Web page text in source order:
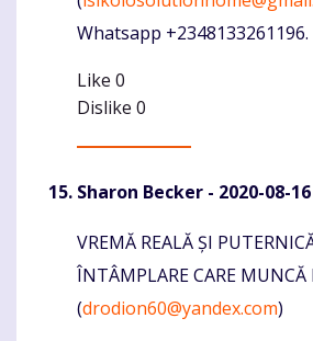
Whatsapp +2348133261196.
Like 0
Dislike 0
Sharon Becker - 2020-08-
Komentaras
VREMĂ REALĂ ȘI
ÎNTÂMPLARE CARE MUNCĂ
(drodion60@yandex.com)